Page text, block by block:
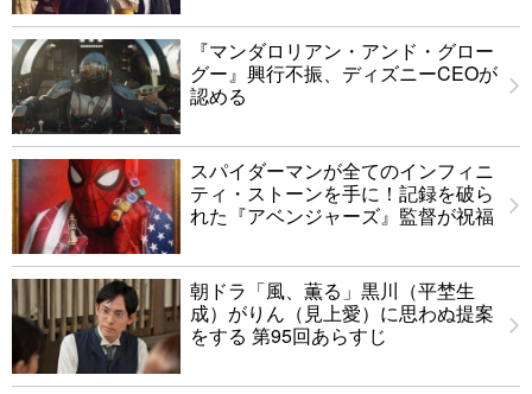
『マンダロリアン・アンド・グロー
グー』興行不振、ディズニーCEOが
認める
スパイダーマンが全てのインフィニ
ティ・ストーンを手に！記録を破ら
れた『アベンジャーズ』監督が祝福
朝ドラ「風、薫る」黒川（平埜生
成）がりん（見上愛）に思わぬ提案
をする 第95回あらすじ